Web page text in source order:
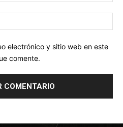
electrónico y sitio web en este
comente.